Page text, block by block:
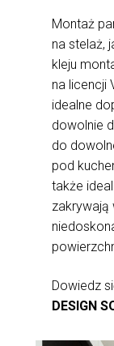
Montaż
na stelaż,
kleju
na licencji
idealne
dowolnie
do
pod
także
zakrywają
Dowiedz
DESIGN